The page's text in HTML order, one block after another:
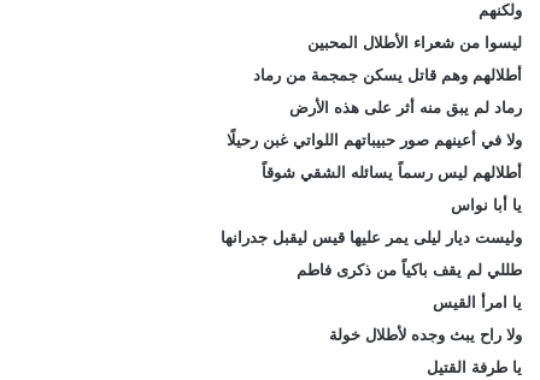
ولكنهم
ليسوا من شعراء الأطلال المحبين
أطلالهم وهم قاتل يسكن جمجمة من رماد
رماد لم يبق منه أثر على هذه الأرض
ولا في أعينهم صور حبيباتهم اللواتي غبن رحيلًا
أطلالهم ليس رسماً يسائله الشقي شوقاً
يا أبا نواس
وليست ديار ليلى يمر عليها قيس ليقبل جدرانها
طللي لم يقف باكياً من ذكرى فاطم
يا امرأ القيس
ولا راح يبث وجده لأطلال خولة
يا طرفة القتيل